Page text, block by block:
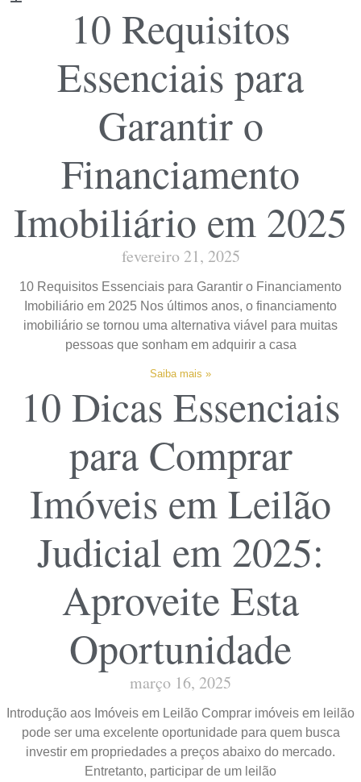
10 Requisitos
Essenciais para
Garantir o
Financiamento
Imobiliário em 2025
fevereiro 21, 2025
10 Requisitos Essenciais para Garantir o Financiamento
Imobiliário em 2025 Nos últimos anos, o financiamento
imobiliário se tornou uma alternativa viável para muitas
pessoas que sonham em adquirir a casa
Saiba mais »
10 Dicas Essenciais
para Comprar
Imóveis em Leilão
Judicial em 2025:
Aproveite Esta
Oportunidade
março 16, 2025
Introdução aos Imóveis em Leilão Comprar imóveis em leilão
pode ser uma excelente oportunidade para quem busca
investir em propriedades a preços abaixo do mercado.
Entretanto, participar de um leilão